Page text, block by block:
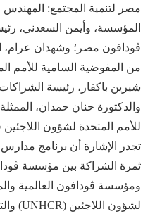
مصر لتنمية المجتمع:
المؤسسة، وأيمن السعدني،
ڤودافون مصر؛ وشهدان عرام،
من المفوضية السامية للأمم
شيرين باكفار، رئيسة
والدكتورة حنان حمدان،
للأمم المتحدة لشؤون
تجدر الإشارة أن برنامج
ثمرة الشراكة بين مؤسسة
ومؤسسة ڤودافون العالمية